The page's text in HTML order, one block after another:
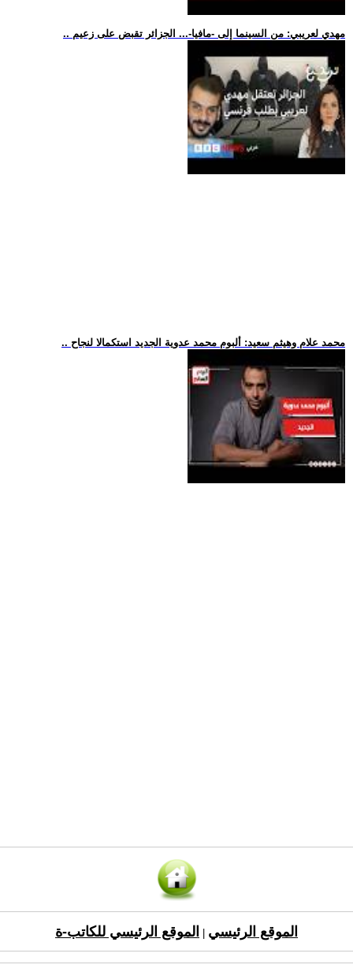
.. مهدي لعريبي: من السينما إلى -مافيا-... الجزائر تقبض على زعيم
.. محمد علام وهيثم سعيد: ألبوم محمد عدوية الجديد استكمالا لنجاح
الموقع الرئيسي الموقع الرئيسي للكاتب-ة